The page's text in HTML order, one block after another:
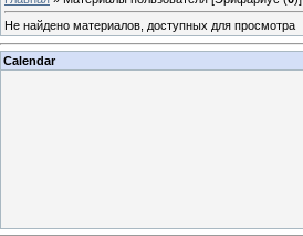
Не найдено материалов, доступных для просмотра
Calendar